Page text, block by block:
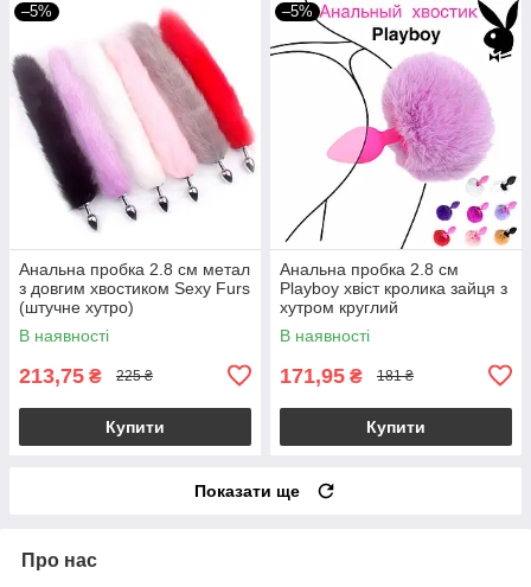
–5%
Анальна пробка 2.8 см метал
з довгим хвостиком Sexy Furs
(штучне хутро)
В наявності
213,75 ₴ 225 ₴
Купити
–5%
Анальна пробка 2.8 см
Playboy хвіст кролика зайця з
хутром круглий
В наявності
171,95 ₴ 181 ₴
Купити
Показати ще
Про нас